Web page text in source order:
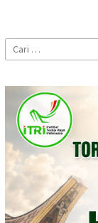
Cari
untuk: